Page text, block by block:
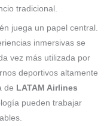
tradicional.
juega un papel central.
inmersivas se
vez más utilizada por
deportivos altamente
de LATAM Airlines
pueden trabajar